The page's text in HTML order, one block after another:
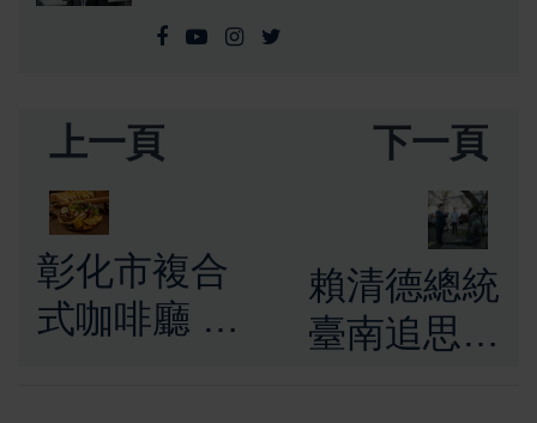
上一頁
彰化市複合
式咖啡廳 手
下一頁
賴清德總統
臺南追思八